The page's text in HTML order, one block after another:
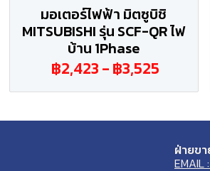
มอเตอร์ไฟฟ้า มิตซูบิชิ
MITSUBISHI รุ่น SCF-QR ไฟ
บ้าน 1Phase
฿2,423-฿3,525
ฝ่ายข
EMAIL